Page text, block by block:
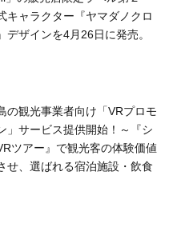
キャラクター『ヤマダノクロ
デザインを4月26日に発売。
の観光事業者向け「VRプロモ
」サービス提供開始！～『シ
ツアー』で観光客の体験価値
せ、選ばれる宿泊施設・飲食